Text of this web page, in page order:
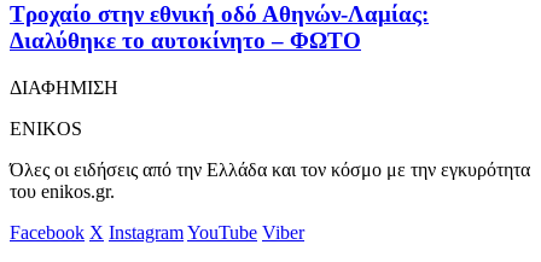
Τροχαίο στην εθνική οδό Αθηνών-Λαμίας:
Διαλύθηκε το αυτοκίνητο – ΦΩΤΟ
ΔΙΑΦΗΜΙΣΗ
ENIKOS
Όλες οι ειδήσεις από την Ελλάδα και τον κόσμο με την εγκυρότητα
του enikos.gr.
Facebook X InstagramYouTube Viber